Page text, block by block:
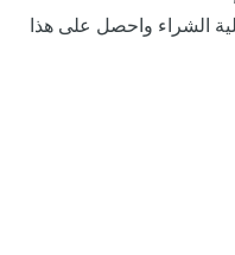
الشراء واحصل على هذا